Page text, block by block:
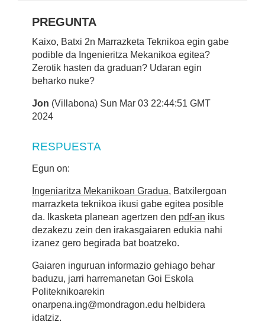
PREGUNTA
Kaixo, Batxi 2n Marrazketa Teknikoa egin gabe
podible da Ingenieritza Mekanikoa egitea?
Zerotik hasten da graduan? Udaran egin
beharko nuke?
Jon (Villabona) Sun Mar 03 22:44:51 GMT
2024
RESPUESTA
Egun on:
Ingeniaritza Mekanikoan Gradua, Batxilergoan
marrazketa teknikoa ikusi gabe egitea posible
da. Ikasketa planean agertzen den pdf-an ikus
dezakezu zein den irakasgaiaren edukia nahi
izanez gero begirada bat boatzeko.
Gaiaren inguruan informazio gehiago behar
baduzu, jarri harremanetan Goi Eskola
Politeknikoarekin
onarpena.ing@mondragon.edu helbidera
idatziz.